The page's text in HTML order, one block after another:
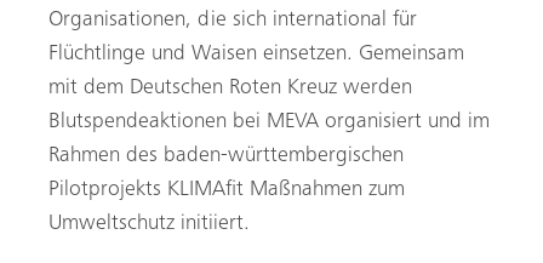
Organisationen, die sich international für
Flüchtlinge und Waisen einsetzen. Gemeinsam
mit dem Deutschen Roten Kreuz werden
Blutspendeaktionen bei MEVA organisiert und im
Rahmen des baden-württembergischen
Pilotprojekts KLIMAfit Maßnahmen zum
Umweltschutz initiiert.